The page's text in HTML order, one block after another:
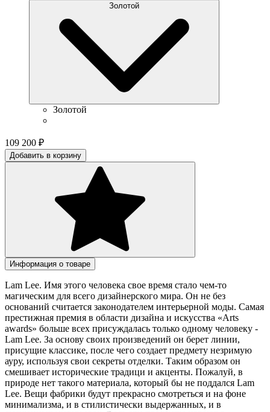
Золотой
Золотой
109 200 ₽
Добавить в корзину
Информация о товаре
Lam Lee. Имя этого человека свое время стало чем-то
магическим для всего дизайнерского мира. Он не без
оснований считается законодателем интерьерной моды. Самая
престижная премия в области дизайна и искусства «Arts
awards» больше всех присуждалась только одному человеку -
Lam Lee. За основу своих произведений он берет линии,
присущие классике, после чего создает предмету незримую
ауру, используя свои секреты отделки. Таким образом он
смешивает исторические традици и акценты. Пожалуй, в
природе нет такого материала, который бы не поддался Lam
Lee. Вещи фабрики будут прекрасно смотреться и на фоне
минимализма, и в стилистически выдержанных, и в